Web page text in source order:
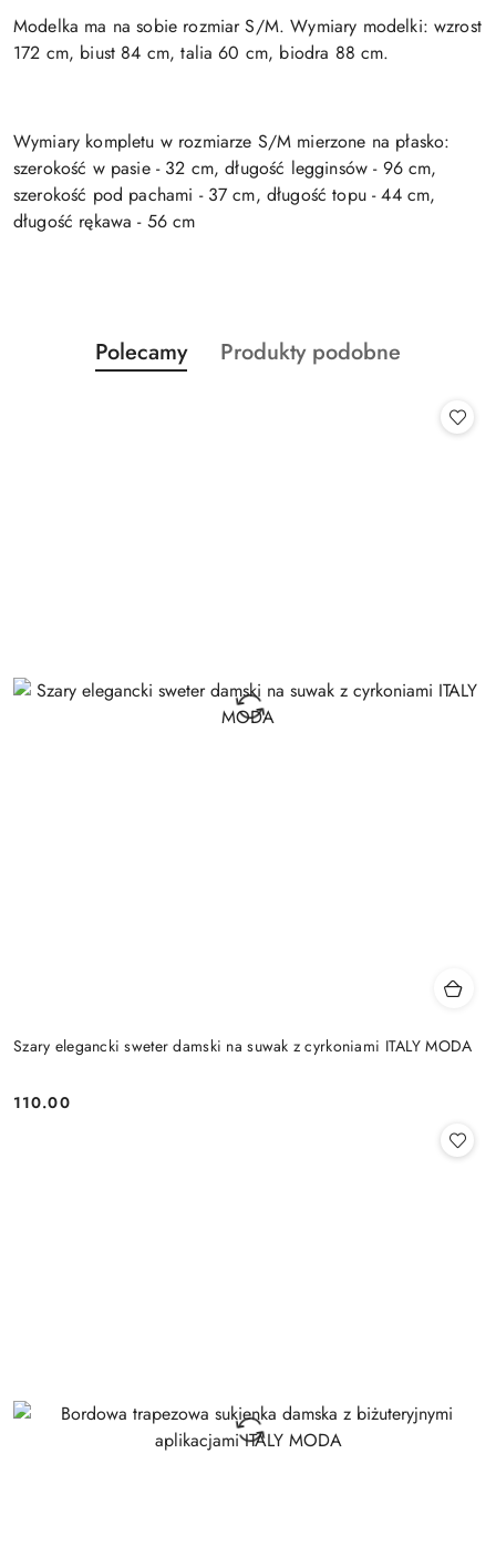
Modelka ma na sobie rozmiar S/M. Wymiary modelki: wzrost
172 cm, biust 84 cm, talia 60 cm, biodra 88 cm.
Wymiary kompletu w rozmiarze S/M mierzone na płasko:
szerokość w pasie - 32 cm, długość legginsów - 96 cm,
szerokość pod pachami - 37 cm, długość topu - 44 cm,
długość rękawa - 56 cm
Pomiń karuzelę produktów
Produkty
o
Polecamy
Produkty
Produkty podobne
Szary elegancki sweter damski na suwak z cyrkoniami ITALY MODA
Cena:
110.00